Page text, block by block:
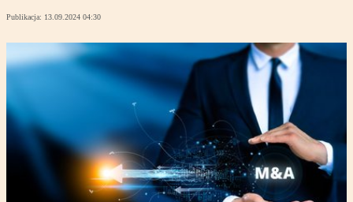
Publikacja: 13.09.2024 04:30